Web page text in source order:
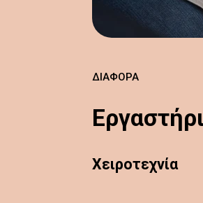
ΔΙΆΦΟΡΑ
Χειροτεχνία